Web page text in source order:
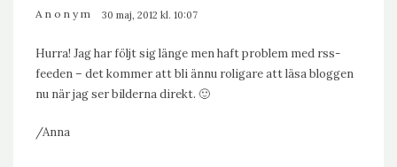
Anonym 30 maj, 2012 kl. 10:07
Hurra! Jag har följt sig länge men haft problem med rss-
feeden – det kommer att bli ännu roligare att läsa bloggen
nu när jag ser bilderna direkt. 🙂
/Anna